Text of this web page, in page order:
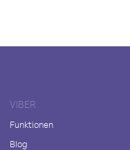
VIBER
Funktionen
Blog